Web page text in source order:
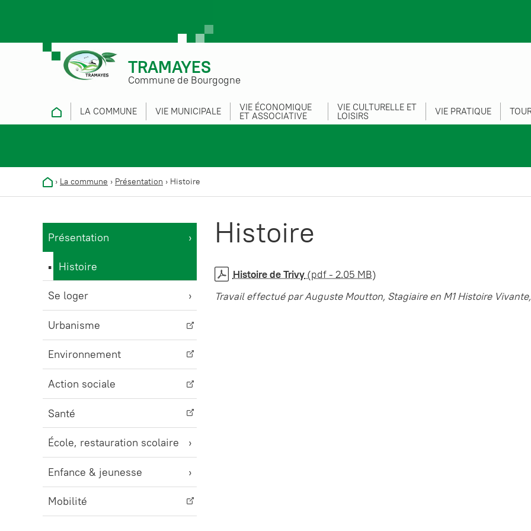
TRAMAYES
Commune de Bourgogne
LA COMMUNE VIE MUNICIPALE VIE ÉCONOMIQUE
ET ASSOCIATIVE
VIE CULTURELLE ET
LOISIRS VIE PRATIQUE
› La commune › Présentation › Histoire
Présentation
Histoire
Se loger
Urbanisme
Environnement
Action sociale
Santé
École, restauration scolaire
Enfance & jeunesse
Mobilité
Histoire
Histoire de Trivy(pdf - 2.05 MB)
Travail effectué par Auguste Moutton, Stagiaire en M1 Histoire